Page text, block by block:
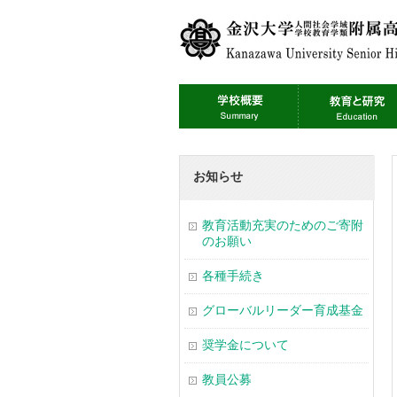
お知らせ
教育活動充実のためのご寄附
のお願い
各種手続き
グローバルリーダー育成基金
奨学金について
教員公募